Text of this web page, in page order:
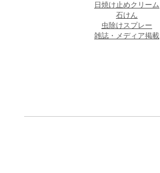
日焼け止めクリーム
石けん
虫除けスプレー
雑誌・メディア掲載